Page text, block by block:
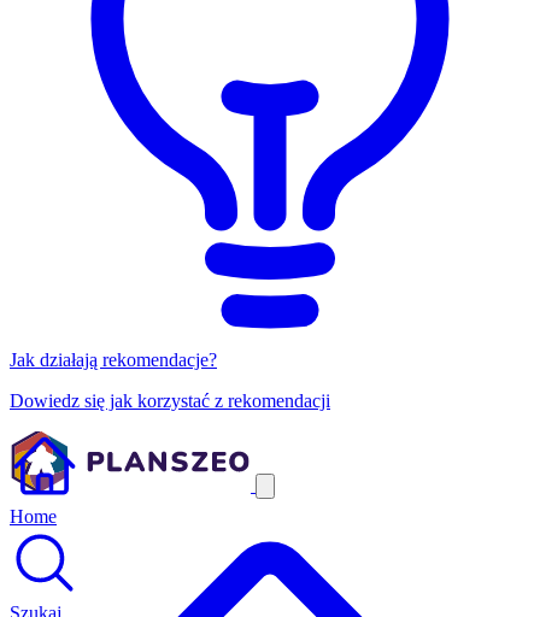
Jak działają rekomendacje?
Dowiedz się jak korzystać z rekomendacji
Home
Szukaj